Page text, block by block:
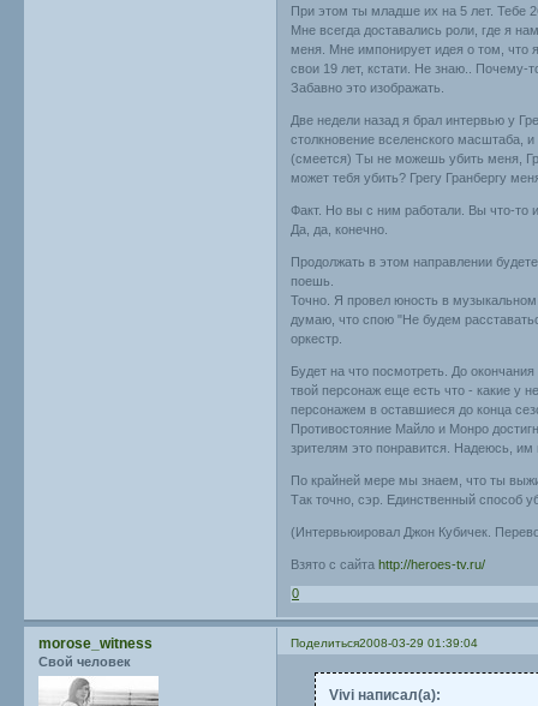
При этом ты младше их на 5 лет. Тебе
Мне всегда доставались роли, где я
меня. Мне импонирует идея о том, что
свои 19 лет, кстати. Не знаю.. Почему-
Забавно это изображать.
Две недели назад я брал интервью у
столкновение вселенского масштаба,
(смеется) Ты не можешь убить меня,
может тебя убить? Грегу Гранбергу
Факт. Но вы с ним работали. Вы что-то
Да, да, конечно.
Продолжать в этом направлении
поешь.
Точно. Я провел юность в
думаю, что спою "Не будем
оркестр.
Будет на что посмотреть. До
твой персонаж еще есть что - какие у
персонажем в оставшиеся до конца
Противостояние Майло и Монро
зрителям это понравится. Надеюсь,
По крайней мере мы знаем, что ты
Так точно, сэр. Единственный способ
(Интервьюировал Джон Кубичек.
Взято с сайтаhttp://heroes-tv.ru/
0
Поделиться2008-03-29 01:39:04
morose_witness
Свой человек
Vivi написал(а):